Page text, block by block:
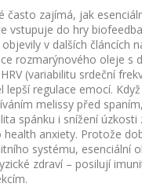
často zajímá, jak
vstupuje do hry
v dalších článcích
rozmarýnového oleje s
(variabilitu srdeční
lepší regulace emocí.
melissy před
spánku i snížení
health anxiety. Protože
systému, esenciální
zdraví – posilují